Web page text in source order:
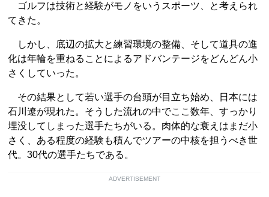
ゴルフは技術と経験がモノをいうスポーツ、と考えられ
てきた。
しかし、底辺の拡大と練習環境の整備、そして道具の進
化は年輪を重ねることによるアドバンテージをどんどん小
さくしていった。
その結果として若い選手の台頭が目立ち始め、日本には
石川遼が現れた。そうした流れの中でここ数年、すっかり
埋没してしまった選手たちがいる。肉体的な衰えはまだ小
さく、ある程度の経験も積んでツアーの中核を担うべき世
代。30代の選手たちである。
ADVERTISEMENT